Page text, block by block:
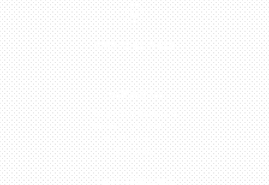

0813-1054-7548
JAKARTA
Perumahan Boulevard
Taman Surya 3 Blok h2,
No.27, Jakarta –
Indonesia